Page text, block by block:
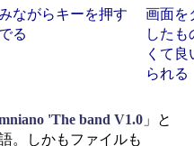
ながらキーを押す
る
画面を
したも
くて良
られる
'The band V1.0 」と
。しかもファイルも